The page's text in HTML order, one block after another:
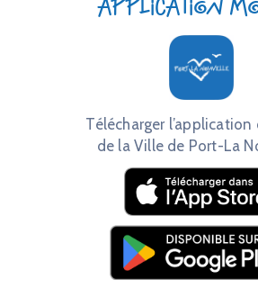
Application
Télécharger
de la Ville de Port-La